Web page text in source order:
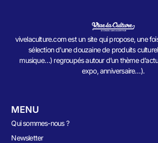
vivelaculture.com est un site qui propose, une
sélection d’une douzaine de produits
musique…) regroupés autour d’un thème
expo, anniversaire…).
MENU
Qui sommes-nous ?
Newsletter